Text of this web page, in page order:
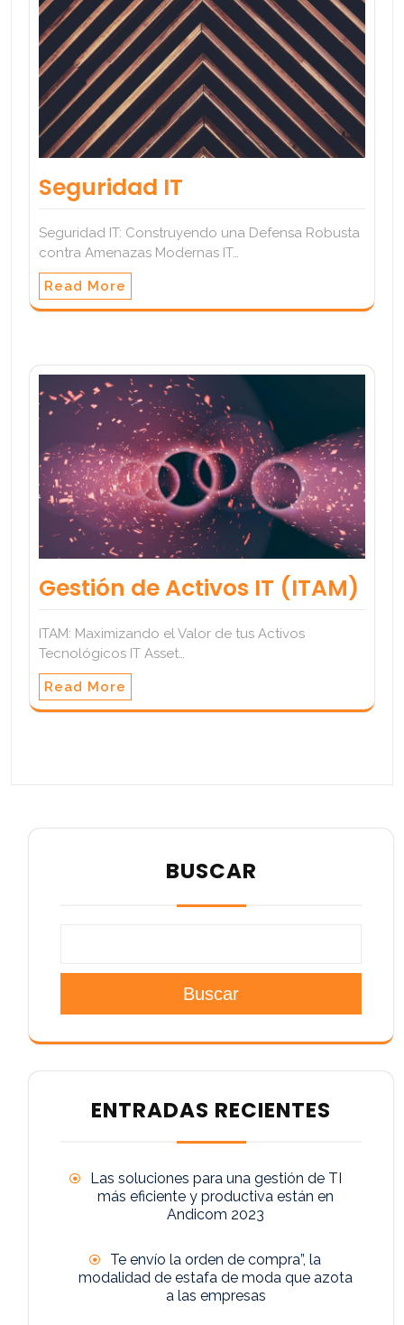
Seguridad IT
Seguridad IT: Construyendo una Defensa Robusta
contra Amenazas Modernas IT…
Read More
Gestión de Activos IT (ITAM)
ITAM: Maximizando el Valor de tus Activos
Tecnológicos IT Asset…
Read More
BUSCAR
Buscar
ENTRADAS RECIENTES
Las soluciones para una gestión de TI
más eficiente y productiva están en
Andicom 2023
Te envío la orden de compra”, la
modalidad de estafa de moda que azota
a las empresas